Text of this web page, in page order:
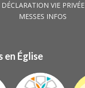
DÉCLARATION VIE PRIVÉE
MESSES INFOS
en Église